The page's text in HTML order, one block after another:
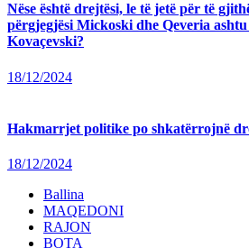
Nëse është drejtësi, le të jetë për të
përgjegjësi Mickoski dhe Qeveria
Kovaçevski?
18/12/2024
Hakmarrjet politike po shkatërrojnë
18/12/2024
Ballina
MAQEDONI
RAJON
BOTA